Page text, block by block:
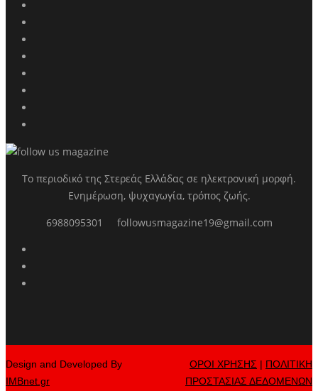
Το περιοδικό της Στερεάς Ελλάδας σε ηλεκτρονική μορφή.
Ενημέρωση, ψυχαγωγία, τρόπος ζωής.
6988095301 followusmagazine19@gmail.com
Design and Developed By
IMBnet.gr
ΟΡΟΙ ΧΡΗΣΗΣ | ΠΟΛΙΤΙΚΗ
ΠΡΟΣΤΑΣΙΑΣ ΔΕΔΟΜΕΝΩΝ